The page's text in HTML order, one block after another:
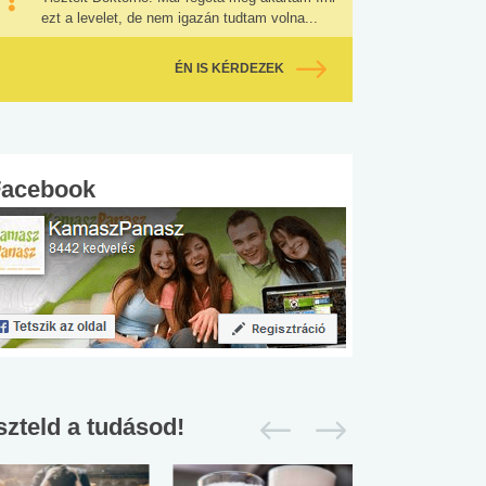
ezt a levelet, de nem igazán tudtam volna...
ÉN IS KÉRDEZEK
a tudásod!